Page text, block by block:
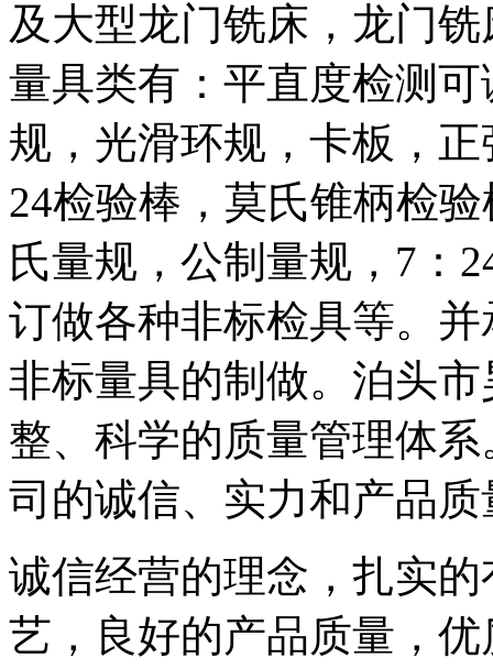
及大型龙门铣床，龙门
量具类有：平直度检测
规，光滑环规，卡板，
24检验棒，莫氏锥柄检
氏量规，公制量规，7：
订做各种非标检具等。
非标量具的制做。泊头
整、科学的质量管理体
司的诚信、实力和产品
诚信经营的理念，扎实
艺，良好的产品质量，